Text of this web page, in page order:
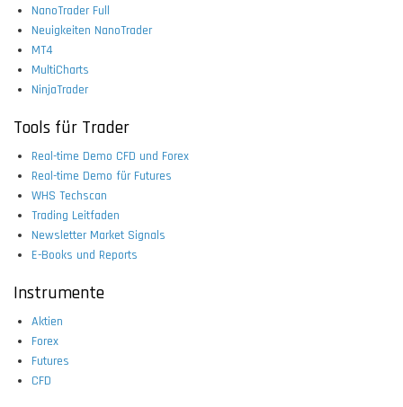
NanoTrader Full
Neuigkeiten NanoTrader
MT4
MultiCharts
NinjaTrader
Tools für Trader
Real-time Demo CFD und Forex
Real-time Demo für Futures
WHS Techscan
Trading Leitfaden
Newsletter Market Signals
E-Books und Reports
Instrumente
Aktien
Forex
Futures
CFD